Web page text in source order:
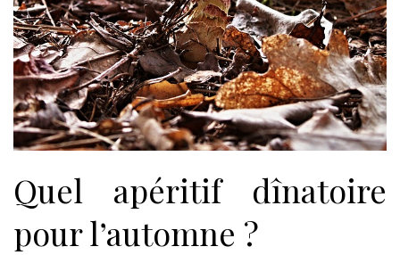
Quel apéritif dînatoire
pour l’automne ?